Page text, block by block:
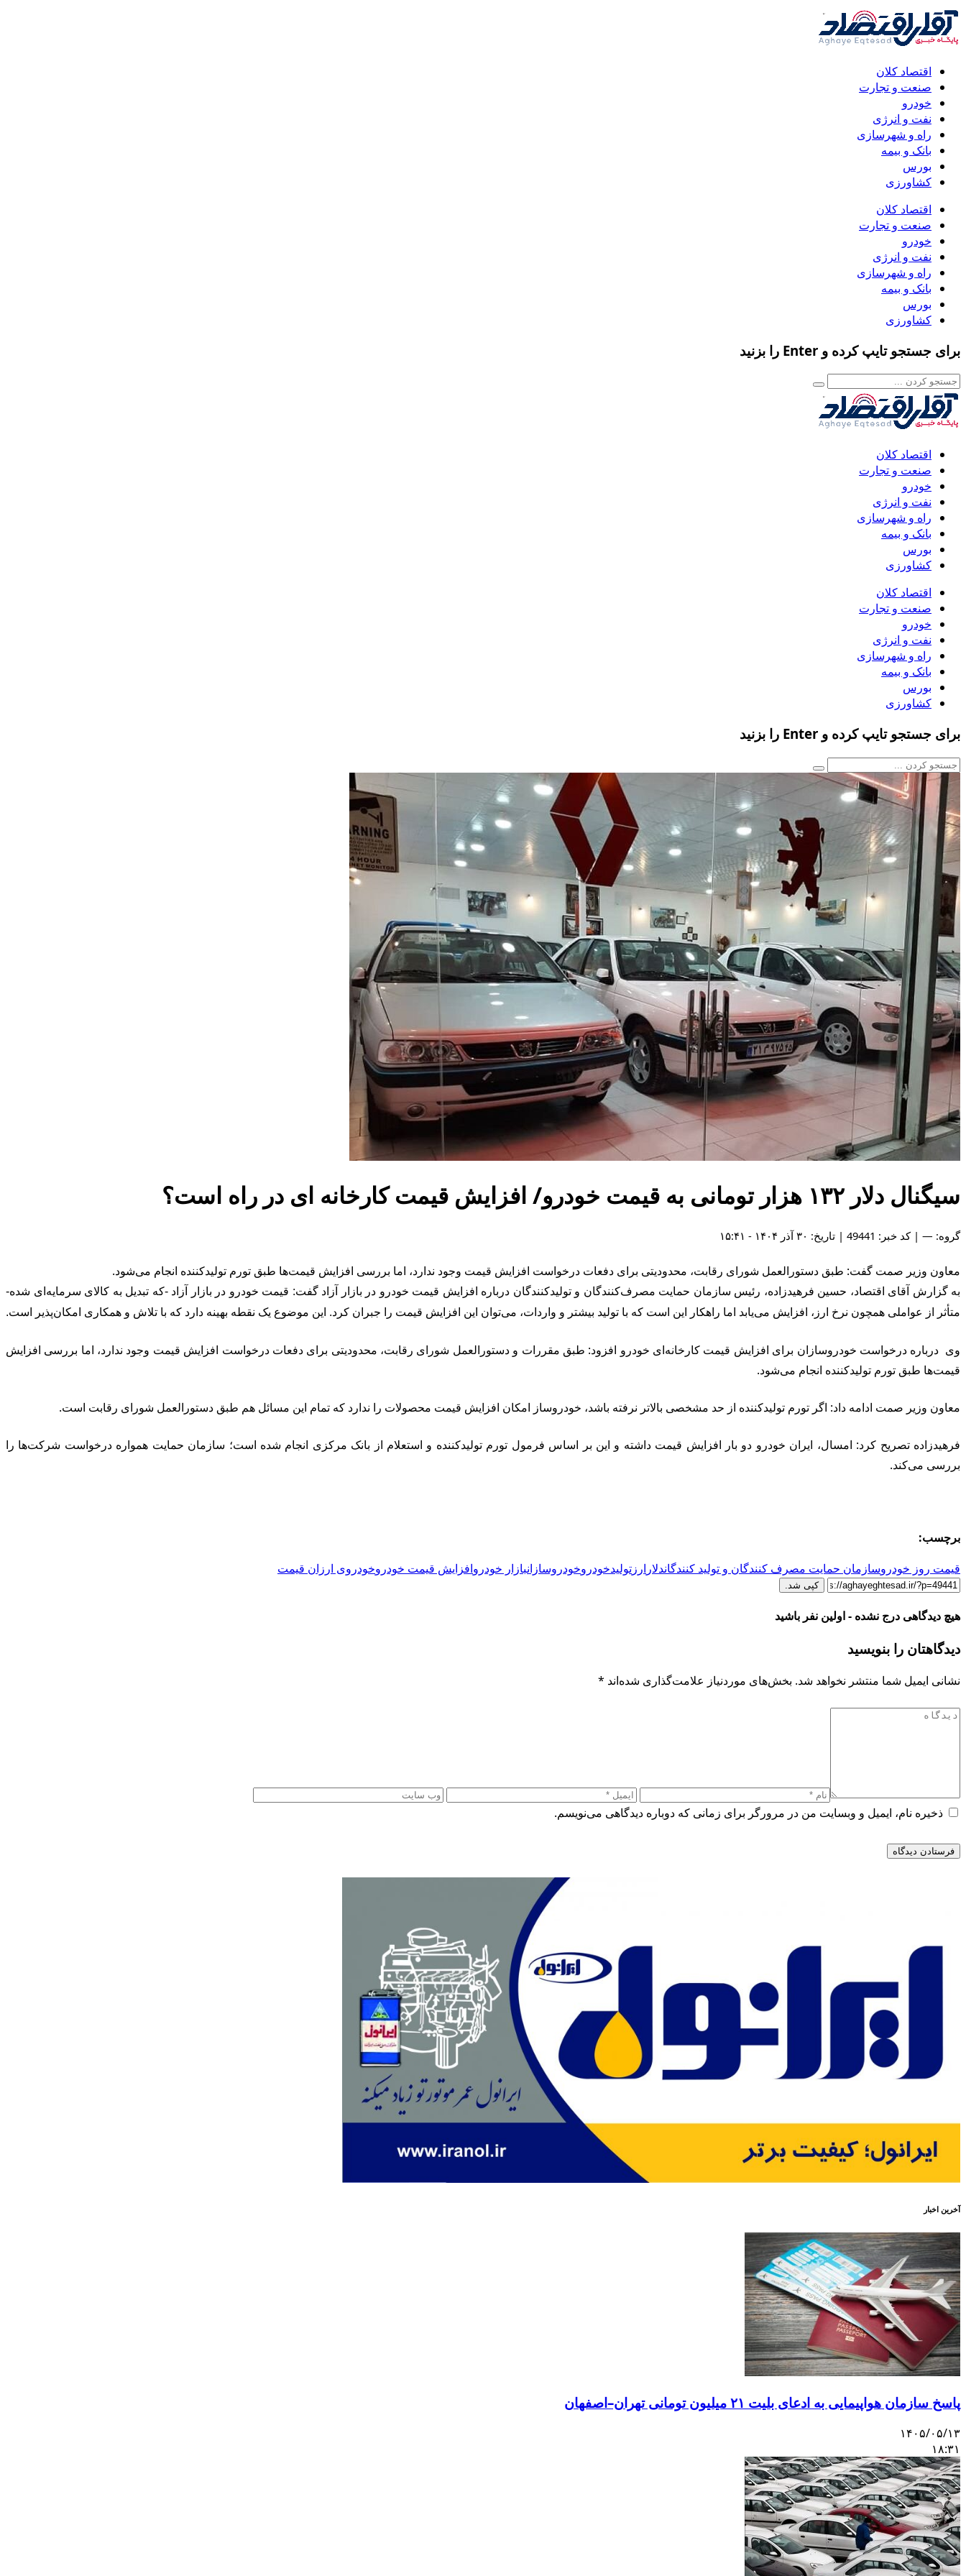
اقتصاد کلان
صنعت و تجارت
خودرو
نفت و انرژی
راه و شهرسازی
بانک و بیمه
بورس
کشاورزی
اقتصاد کلان
صنعت و تجارت
خودرو
نفت و انرژی
راه و شهرسازی
بانک و بیمه
بورس
کشاورزی
برای جستجو تایپ کرده و Enter را بزنید
اقتصاد کلان
صنعت و تجارت
خودرو
نفت و انرژی
راه و شهرسازی
بانک و بیمه
بورس
کشاورزی
اقتصاد کلان
صنعت و تجارت
خودرو
نفت و انرژی
راه و شهرسازی
بانک و بیمه
بورس
کشاورزی
برای جستجو تایپ کرده و Enter را بزنید
سیگنال دلار ۱۳۲ هزار تومانی به قیمت خودرو/ افزایش قیمت کارخانه ای در راه است؟
گروه: — | کد خبر: 49441 | تاریخ: ۳۰ آذر ۱۴۰۴ - ۱۵:۴۱
معاون وزیر صمت گفت: طبق دستورالعمل شورای رقابت، محدودیتی برای دفعات درخواست افزایش قیمت وجود ندارد، اما بررسی افزایش قیمت‌ها طبق تورم تولیدکننده انجام می‌شود.
به گزارش آقای اقتصاد، حسین فرهیدزاده، رئیس سازمان حمایت مصرف‌کنندگان و تولیدکنندگان درباره افزایش قیمت خودرو در بازار آزاد گفت: قیمت خودرو در بازار آزاد -که تبدیل به کالای سرمایه‌ای شده-
متأثر از عواملی همچون نرخ ارز، افزایش می‌یابد اما راهکار این است که با تولید بیشتر و واردات، می‌توان این افزایش قیمت را جبران کرد. این موضوع یک نقطه بهینه دارد که با تلاش و همکاری امکان‌پذیر است.
وی درباره درخواست خودروسازان برای افزایش قیمت کارخانه‌ای خودرو افزود: طبق مقررات و دستورالعمل شورای رقابت، محدودیتی برای دفعات درخواست افزایش قیمت وجود ندارد، اما بررسی افزایش
قیمت‌ها طبق تورم تولیدکننده انجام می‌شود.
معاون وزیر صمت ادامه داد: اگر تورم تولیدکننده از حد مشخصی بالاتر نرفته باشد، خودروساز امکان افزایش قیمت محصولات را ندارد که تمام این مسائل هم طبق دستورالعمل شورای رقابت است.
فرهیدزاده تصریح کرد: امسال، ایران خودرو دو بار افزایش قیمت داشته و این بر اساس فرمول تورم تولیدکننده و استعلام از بانک مرکزی انجام شده است؛ سازمان حمایت همواره درخواست شرکت‌ها را
بررسی می‌کند.
برچسب:
قیمت روز خودروسازمان حمایت مصرف کنندگان و تولید کنندگاندلار ارزتولیدخودروخودروسازانبازار خودروافزایش قیمت خودروخودروی ارزان قیمت
کپی شد.
هیچ دیدگاهی درج نشده - اولین نفر باشید
دیدگاهتان را بنویسید
نشانی ایمیل شما منتشر نخواهد شد. بخش‌های موردنیاز علامت‌گذاری شده‌اند *
ذخیره نام، ایمیل و وبسایت من در مرورگر برای زمانی که دوباره دیدگاهی می‌نویسم.
آخرین اخبار
پاسخ سازمان هواپیمایی به ادعای بلیت ۲۱ میلیون تومانی تهران–اصفهان
۱۴۰۵/۰۵/۱۳
۱۸:۳۱